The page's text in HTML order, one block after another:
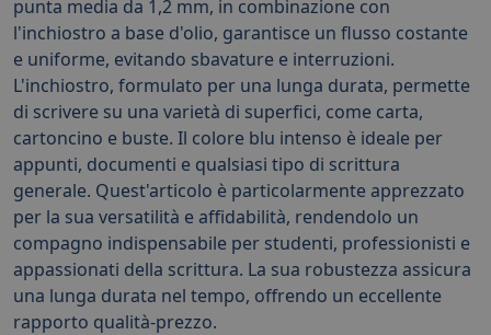
punta media da 1,2 mm, in combinazione con
l'inchiostro a base d'olio, garantisce un flusso costante
e uniforme, evitando sbavature e interruzioni.
L'inchiostro, formulato per una lunga durata, permette
di scrivere su una varietà di superfici, come carta,
cartoncino e buste. Il colore blu intenso è ideale per
appunti, documenti e qualsiasi tipo di scrittura
generale. Quest'articolo è particolarmente apprezzato
per la sua versatilità e affidabilità, rendendolo un
compagno indispensabile per studenti, professionisti e
appassionati della scrittura. La sua robustezza assicura
una lunga durata nel tempo, offrendo un eccellente
rapporto qualità-prezzo.